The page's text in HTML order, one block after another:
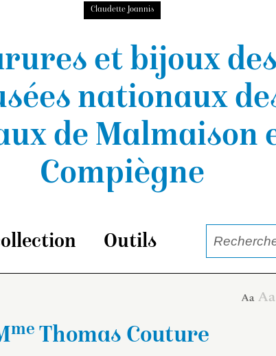
Claudette Joannis
et bijoux des
nationaux
de Malmaison
Compiègne
Outils
me Thomas Couture